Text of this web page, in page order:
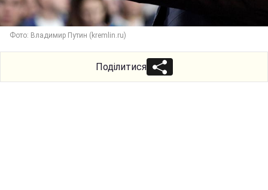
Фото: Владимир Путин (kremlin.ru)
Поділитися